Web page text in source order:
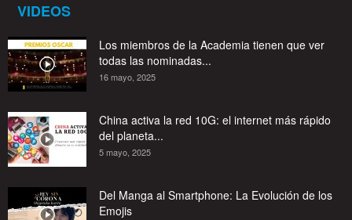
VIDEOS
Los miembros de la Academia tienen que ver
todas las nominadas...
16 mayo, 2025
China activa la red 10G: el internet más rápido
del planeta...
5 mayo, 2025
Del Manga al Smartphone: La Evolución de los
Emojis